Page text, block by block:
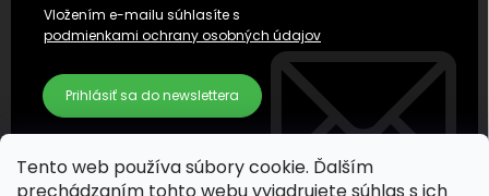
Tento web používa súbory cookie. Ďalším
Vložením e-mailu súhlasíte s
podmienkami ochrany osobných údajov
Prihlásiť sa do newslettera